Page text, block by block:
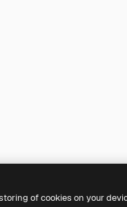
of cookies on your